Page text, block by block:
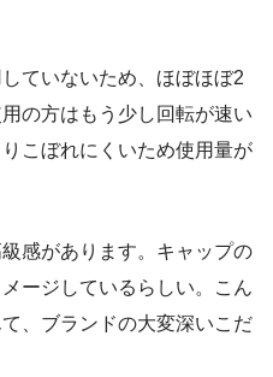
ていないため、ほぼほぼ2
の方はもう少し回転が速い
こぼれにくいため使用量が
感があります。キャップの
ージしているらしい。こん
、ブランドの大変深いこだ